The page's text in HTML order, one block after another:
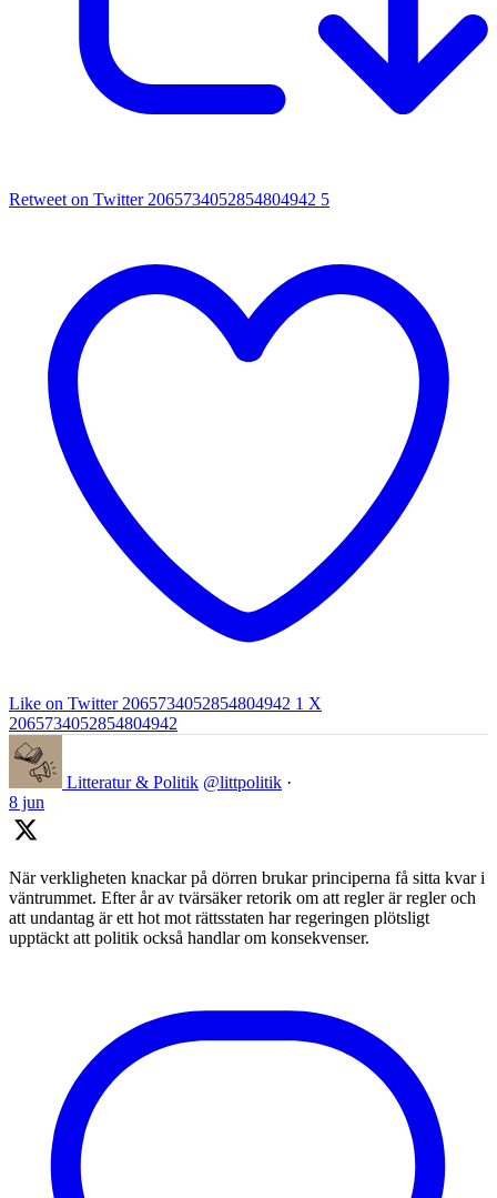
Retweet on Twitter 2065734052854804942 5
Like on Twitter 2065734052854804942 1 X
2065734052854804942
Litteratur & Politik @littpolitik ·
8 jun
När verkligheten knackar på dörren brukar principerna få sitta kvar i
väntrummet. Efter år av tvärsäker retorik om att regler är regler och
att undantag är ett hot mot rättsstaten har regeringen plötsligt
upptäckt att politik också handlar om konsekvenser.